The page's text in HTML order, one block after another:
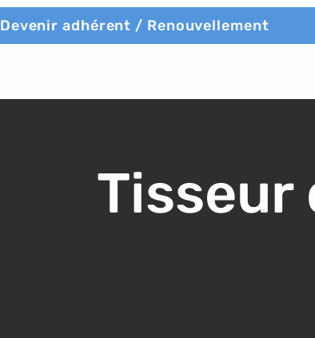
Devenir adhérent / Renouvellement
Tisseur